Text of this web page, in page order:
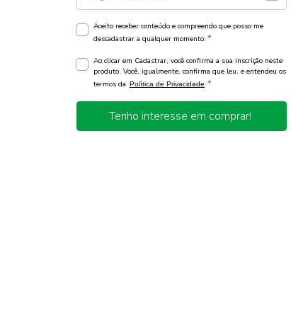
Aceito receber conteúdo e compreendo que posso me
descadastrar a qualquer momento. *
Ao clicar em Cadastrar, você confirma a sua inscrição neste
produto. Você, igualmente, confirma que leu, e entendeu os
termos da Política de Privacidade *
Tenho interesse em comprar!